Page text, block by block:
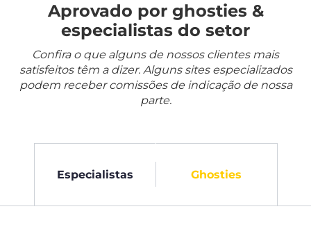
Aprovado por ghosties &
especialistas do setor
Confira o que alguns de nossos clientes mais
satisfeitos têm a dizer. Alguns sites especializados
podem receber comissões de indicação de nossa
parte.
Especialistas Ghosties